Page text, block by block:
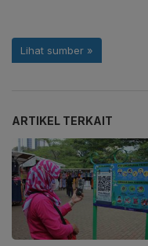
ARTIKEL TERKAIT